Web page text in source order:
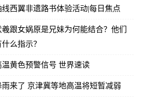
西翼非遗路书体验活动|每日焦点
羲跟女娲原是兄妹为何能结合？他们
么指示？
黄色预警信号 世界速读
来了 京津冀等地高温将短暂减弱